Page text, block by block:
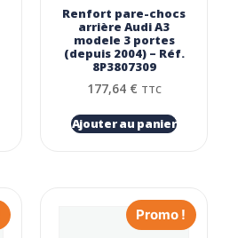
Renfort pare-chocs
arrière Audi A3
modele 3 portes
(depuis 2004) – Réf.
8P3807309
177,64 € TTC
Ajouter au panier
Promo !